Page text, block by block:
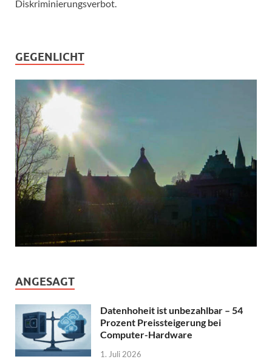
Diskriminierungsverbot.
GEGENLICHT
ANGESAGT
Datenhoheit ist unbezahlbar – 54
Prozent Preissteigerung bei
Computer-Hardware
1. Juli 2026